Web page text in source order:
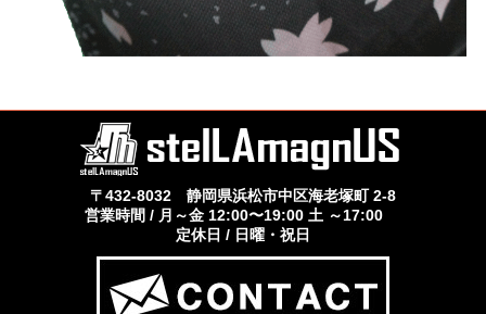
〒432-8032 静岡県浜松市中区海老塚町 2-8
営業時間 / 月～金 12:00〜19:00 土 ～17:00
定休日 / 日曜・祝日